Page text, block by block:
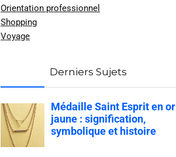
Orientation professionnel
Shopping
Voyage
Derniers Sujets
Médaille Saint Esprit en or
jaune : signification,
symbolique et histoire